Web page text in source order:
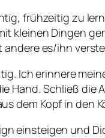
frühzeitig zu
kleinen Dingen
es/ihn
Ich erinnere
Hand. Schließ
dem Kopf in den
einsteigen und